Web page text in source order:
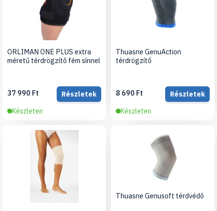
ORLIMAN ONE PLUS extra
méretű térdrögzítő fém sínnel
37 990 Ft
Részletek
Készleten
Thuasne GenuAction
térdrögzítő
8 690 Ft
Részletek
Készleten
Thuasne Genusoft térdvédő